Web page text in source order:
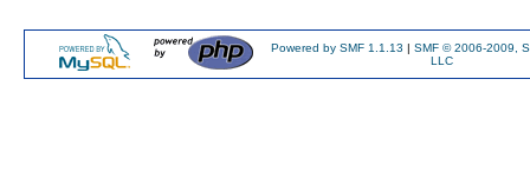
Powered by SMF 1.1.13 | SMF © 2006-2009,
LLC